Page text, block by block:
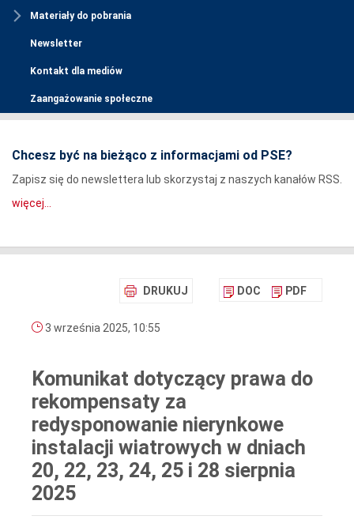
Materiały do pobrania
Newsletter
Kontakt dla mediów
Zaangażowanie społeczne
Chcesz być na bieżąco z informacjami od PSE?
Zapisz się do newslettera lub skorzystaj z naszych kanałów RSS.
więcej...
DRUKUJ DOC PDF
3 września 2025, 10:55
Komunikat dotyczący prawa do
rekompensaty za
redysponowanie nierynkowe
instalacji wiatrowych w dniach
20, 22, 23, 24, 25 i 28 sierpnia
2025